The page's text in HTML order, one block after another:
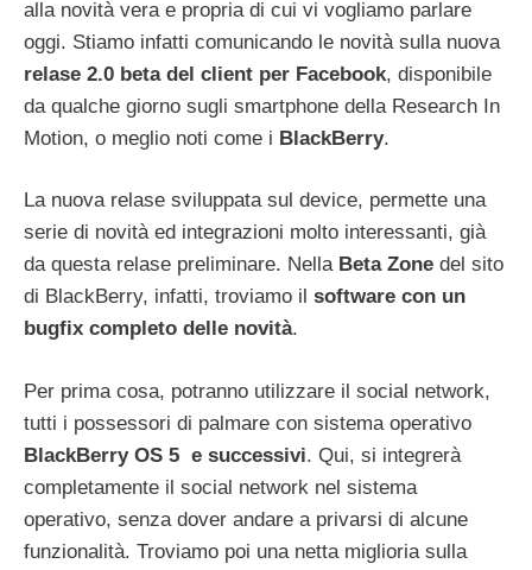
alla novità vera e propria di cui vi vogliamo parlare
oggi. Stiamo infatti comunicando le novità sulla nuova
relase 2.0 beta del client per Facebook, disponibile
da qualche giorno sugli smartphone della Research In
Motion, o meglio noti come i BlackBerry.
La nuova relase sviluppata sul device, permette una
serie di novità ed integrazioni molto interessanti, già
da questa relase preliminare. Nella Beta Zone del sito
di BlackBerry, infatti, troviamo il software con un
bugfix completo delle novità.
Per prima cosa, potranno utilizzare il social network,
tutti i possessori di palmare con sistema operativo
BlackBerry OS 5 e successivi. Qui, si integrerà
completamente il social network nel sistema
operativo, senza dover andare a privarsi di alcune
funzionalità. Troviamo poi una netta miglioria sulla